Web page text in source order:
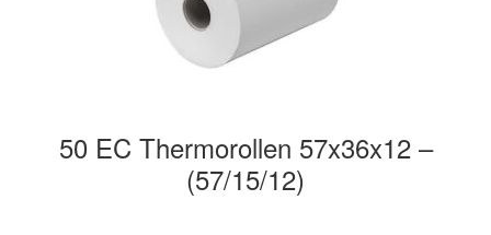
Sonderrollen
50 EC Thermorollen 57x36x12 –
(57/15/12)